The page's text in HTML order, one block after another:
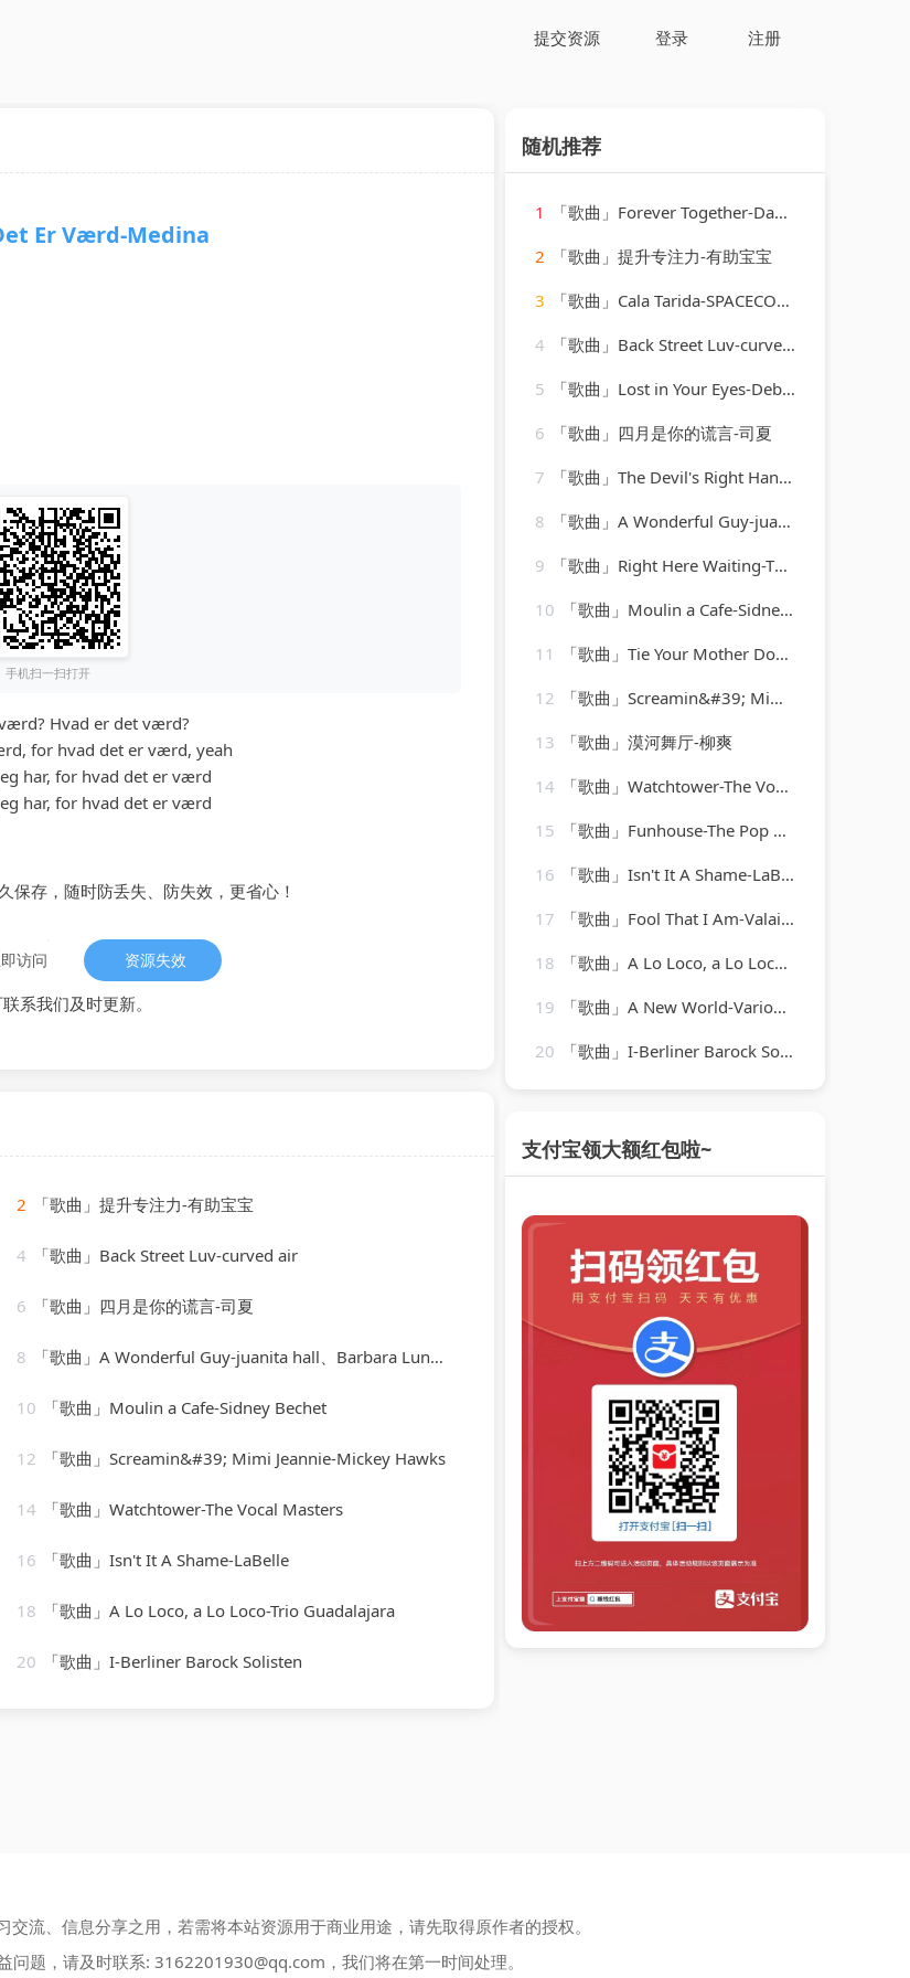
提交资源 登录 注册
Er Værd-Medina
手机扫一扫打开
Hvad er det værd?
for hvad det er værd, yeah
har, for hvad det er værd
har, for hvad det er værd
保存，随时防丢失、防失效，更省心！
访问 资源失效
系我们及时更新。
2 「歌曲」提升专注力-有助宝宝
4 「歌曲」Back Street Luv-curved air
6 「歌曲」四月是你的谎言-司夏
8 「歌曲」A Wonderful Guy-juanita hall、Barbara Luna、ezio pinza、william tabbert
10 「歌曲」Moulin a Cafe-Sidney Bechet
12 「歌曲」Screamin&#39; Mimi Jeannie-Mickey Hawks
14 「歌曲」Watchtower-The Vocal Masters
16 「歌曲」Isn't It A Shame-LaBelle
18 「歌曲」A Lo Loco, a Lo Loco-Trio Guadalajara
20 「歌曲」I-Berliner Barock Solisten
随机推荐
1
「歌曲」Forever Together-Dave Lee、Raven Maize、Cassimm
2
「歌曲」提升专注力-有助宝宝
3
「歌曲」Cala Tarida-SPACECOWBOY、Slow J
4
「歌曲」Back Street Luv-curved air
5
「歌曲」Lost in Your Eyes-Debbie Gibson
6
「歌曲」四月是你的谎言-司夏
7
「歌曲」The Devil's Right Hand-Steve Earle
8
「歌曲」A Wonderful Guy-juanita hall、Barbara Luna、ezio pinza、william tabbert
9
「歌曲」Right Here Waiting-The 80's Hits
10
「歌曲」Moulin a Cafe-Sidney Bechet
11
「歌曲」Tie Your Mother Down-A-Type Player
12
「歌曲」Screamin&#39; Mimi Jeannie-Mickey Hawks
13
「歌曲」漠河舞厅-柳爽
14
「歌曲」Watchtower-The Vocal Masters
15
「歌曲」Funhouse-The Pop Heroes
16
「歌曲」Isn't It A Shame-LaBelle
17
「歌曲」Fool That I Am-Valaida Snow
18
「歌曲」A Lo Loco, a Lo Loco-Trio Guadalajara
19
「歌曲」A New World-Various Artists
20
「歌曲」I-Berliner Barock Solisten
支付宝领大额红包啦~
流、信息分享之用，若需将本站资源用于商业用途，请先取得原作者的授权。
问题，请及时联系: 3162201930@qq.com ，我们将在第一时间处理。